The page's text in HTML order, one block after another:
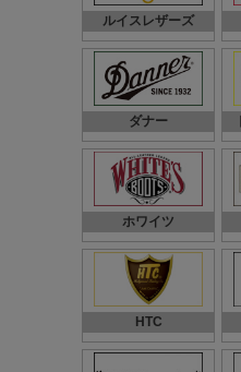
ルイスレザーズ
ダナー
ホワイツ
HTC